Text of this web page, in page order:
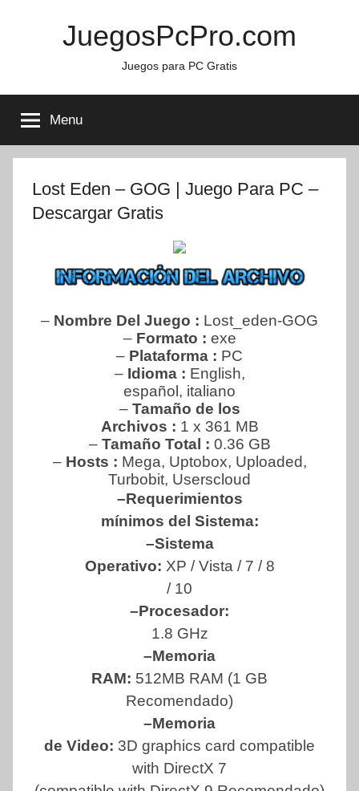
JuegosPcPro.com
Juegos para PC Gratis
Menu
Lost Eden – GOG | Juego Para PC –
Descargar Gratis
– Nombre Del Juego : Lost_eden-GOG
– Formato : exe
– Plataforma : PC
– Idioma : English,
español, italiano
– Tamaño de los
Archivos : 1 x 361 MB
– Tamaño Total : 0.36 GB
– Hosts : Mega, Uptobox, Uploaded,
Turbobit, Userscloud
–Requerimientos
mínimos del Sistema:
–Sistema
Operativo: XP / Vista / 7 / 8
/ 10
–Procesador:
1.8 GHz
–Memoria
RAM: 512MB RAM (1 GB
Recomendado)
–Memoria
de Video: 3D graphics card compatible
with DirectX 7